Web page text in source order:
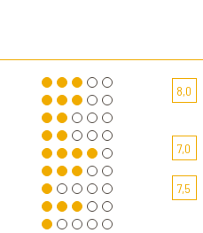
8,0
7,0
7,5